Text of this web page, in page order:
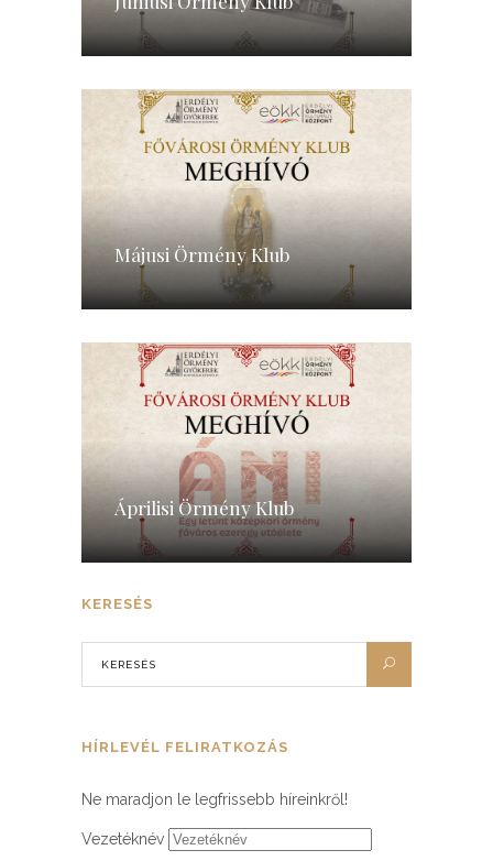
Májusi Örmény Klub
Áprilisi Örmény Klub
KERESÉS
HÍRLEVÉL FELIRATKOZÁS
Ne maradjon le legfrissebb híreinkről!
Vezetéknév